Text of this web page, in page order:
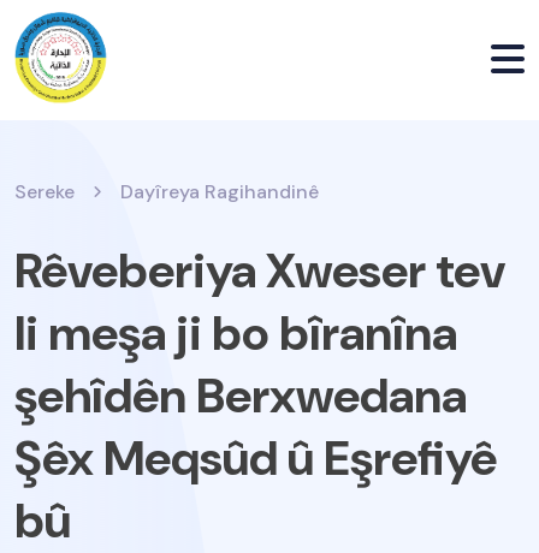
Sereke Dayîreya Ragihandinê
Rêveberiya Xweser tev
li meşa ji bo bîranîna
şehîdên Berxwedana
Şêx Meqsûd û Eşrefiyê
bû